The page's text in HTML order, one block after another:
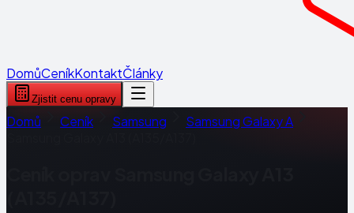
DomůCeníkKontaktČlánky
Zjistit cenu opravy
Domů Ceník Samsung
Samsung Galaxy A